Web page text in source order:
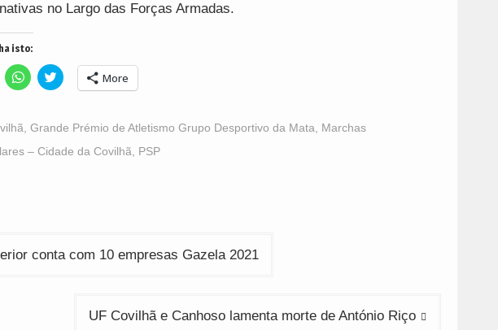
no Largo das Forças Armadas.
isto:
Click
to
(Opens
new
window)
Click
to
(Opens
new
window)
More
, Grande Prémio de Atletismo Grupo Desportivo da Mata, Marchas
– Cidade da Covilhã, PSP
conta com 10 empresas Gazela 2021
UF Covilhã e Canhoso lamenta morte de António Riço